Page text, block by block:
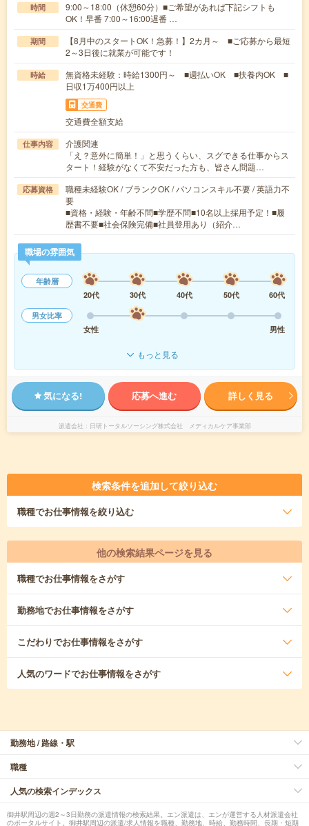
時間
9:00～18:00（休憩60分）■ご希望があれば下記シフトも
OK！早番 7:00～16:00遅番 …
期間
【8月中のスタートOK！急募！】2カ月～ ■ご応募から最短
2～3日後に就業が可能です！
時給
無資格未経験：時給1300円～ ■週払いOK ■扶養内OK ■
日収1万400円以上
交通費
交通費全額支給
仕事内容
介護関連
「え？意外に簡単！」と思うくらい、スグできる仕事からス
タート！経験がなくて不安だった方も、皆さん問題…
応募資格
職種未経験OK / ブランクOK / パソコンスキル不要 / 英語力不
要
■資格・経験・年齢不問■学歴不問■10名以上採用予定！■履
歴書不要■社会保険完備■社員登用あり（紹介…
職場の雰囲気
年齢層
20代
30代 40代 50代
60代
男女比率
女性
男性
もっと見る
気になる! 応募へ進む 詳しく見る
派遣会社 日研トータルソーシング株式会社 メディカルケア事業部
検索条件を追加して絞り込む
職種でお仕事情報を絞り込む
他の検索結果ページを見る
職種でお仕事情報をさがす
勤務地でお仕事情報をさがす
こだわりでお仕事情報をさがす
人気のワードでお仕事情報をさがす
勤務地 / 路線・駅
職種
人気の検索インデックス
御井駅周辺の週2～3日勤務の派遣情報の検索結果。エン派遣は、エンが運営する人材派遣会社
のポータルサイト。御井駅周辺の派遣/求人情報を職種、勤務地、時給、勤務時間、長期・短期